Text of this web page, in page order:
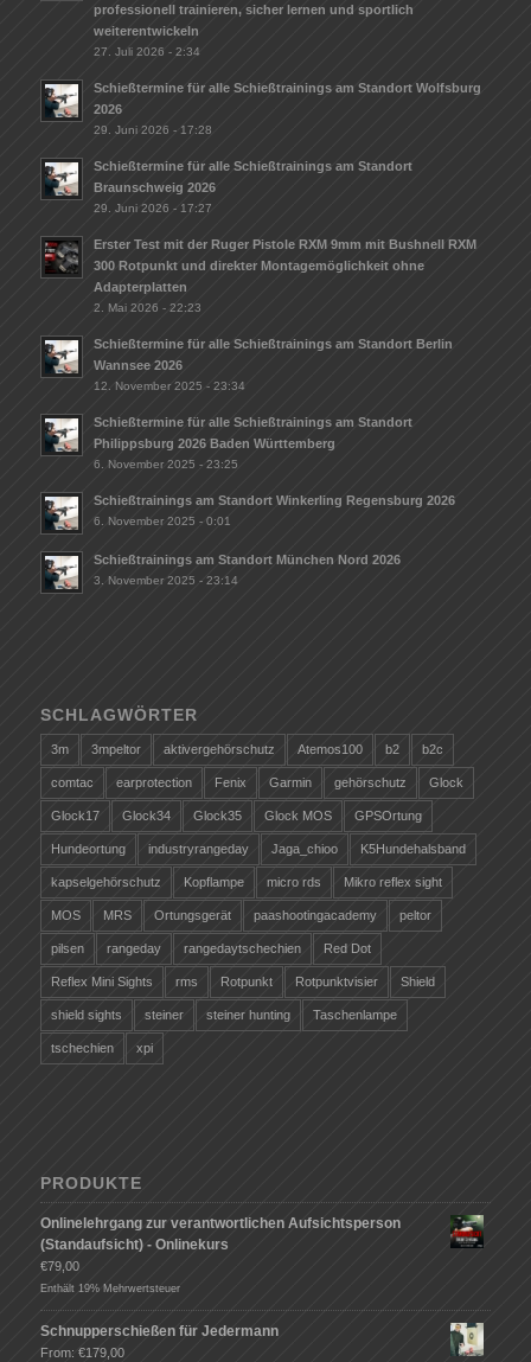
professionell trainieren, sicher lernen und sportlich
weiterentwickeln
27. Juli 2026 - 2:34
Schießtermine für alle Schießtrainings am Standort Wolfsburg
2026
29. Juni 2026 - 17:28
Schießtermine für alle Schießtrainings am Standort
Braunschweig 2026
29. Juni 2026 - 17:27
Erster Test mit der Ruger Pistole RXM 9mm mit Bushnell RXM
300 Rotpunkt und direkter Montagemöglichkeit ohne
Adapterplatten
2. Mai 2026 - 22:23
Schießtermine für alle Schießtrainings am Standort Berlin
Wannsee 2026
12. November 2025 - 23:34
Schießtermine für alle Schießtrainings am Standort
Philippsburg 2026 Baden Württemberg
6. November 2025 - 23:25
Schießtrainings am Standort Winkerling Regensburg 2026
6. November 2025 - 0:01
Schießtrainings am Standort München Nord 2026
3. November 2025 - 23:14
SCHLAGWÖRTER
3m 3mpeltor aktivergehörschutz Atemos100 b2 b2c
comtac earprotection Fenix Garmin gehörschutz Glock
Glock17 Glock34 Glock35 Glock MOS GPSOrtung
Hundeortung industryrangeday Jaga_chioo K5Hundehalsband
kapselgehörschutz Kopflampe micro rds Mikro reflex sight
MOS MRS Ortungsgerät paashootingacademy peltor
pilsen rangeday rangedaytschechien Red Dot
Reflex Mini Sights rms Rotpunkt Rotpunktvisier Shield
shield sights steiner steiner hunting Taschenlampe
tschechien xpi
PRODUKTE
Onlinelehrgang zur verantwortlichen Aufsichtsperson
(Standaufsicht) - Onlinekurs
€79,00
Enthält 19% Mehrwertsteuer
Schnupperschießen für Jedermann
From: €179,00